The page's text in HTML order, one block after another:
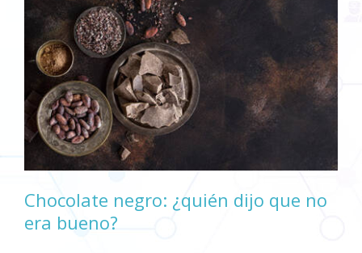
Chocolate negro: ¿quién dijo que no
era bueno?